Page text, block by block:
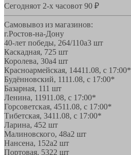
Сегодняот 2-х часовот 90 ₽
Самовывоз из магазинов:
г.Ростов-на-Дону
40-лет победы, 264/110а3 шт
Каскадная, 725 шт
Королева, 30а4 шт
Красноармейская, 14411.08, с 17:00*
Будённовский, 1111.08, с 17:00*
Базарная, 111 шт
Ленина, 11911.08, с 17:00*
Горсоветская, 4511.08, с 17:00*
Тибетская, 3411.08, с 17:00*
Ларина, 452 шт
Малиновского, 48а2 шт
Нансена, 152а2 шт
Портовая, 5322 шт